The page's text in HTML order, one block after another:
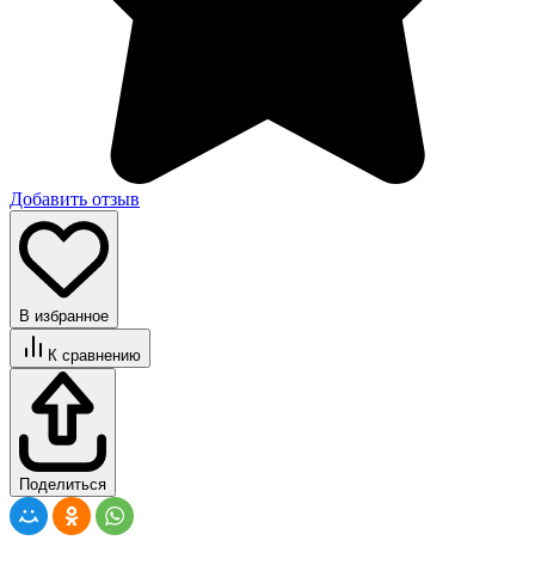
Добавить отзыв
В избранное
К сравнению
Поделиться